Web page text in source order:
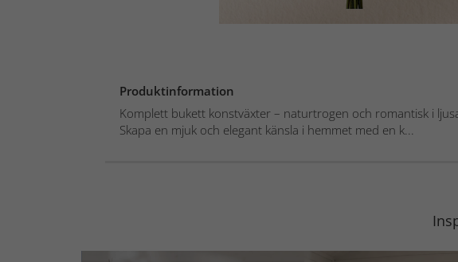
Produktinformation
Komplett bukett konstväxter – naturtrogen och romantisk i
Skapa en mjuk och elegant känsla i hemmet med en k...